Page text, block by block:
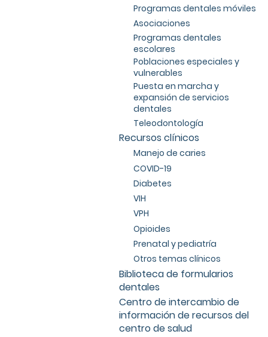
Programas dentales móviles
Asociaciones
Programas dentales
escolares
Poblaciones especiales y
vulnerables
Puesta en marcha y
expansión de servicios
dentales
Teleodontología
Recursos clínicos
Manejo de caries
COVID-19
Diabetes
VIH
VPH
Opioides
Prenatal y pediatría
Otros temas clínicos
Biblioteca de formularios
dentales
Centro de intercambio de
información de recursos del
centro de salud